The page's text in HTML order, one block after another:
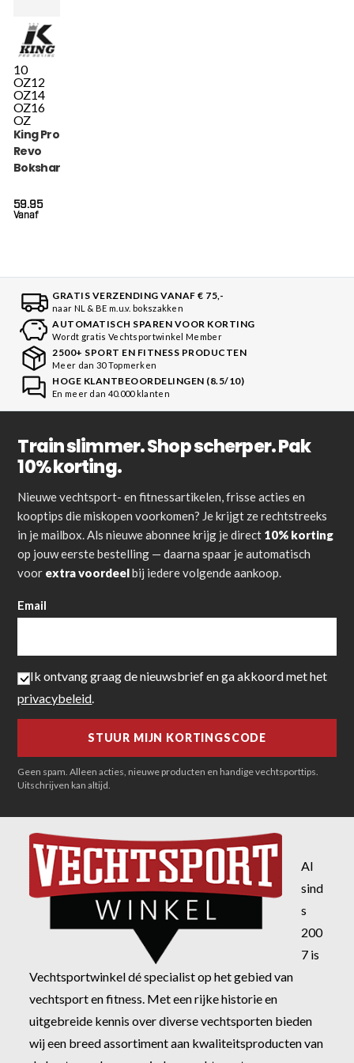
10
OZ12
OZ14
OZ16
OZ
King Pro Boxing
Revo
Bokshandschoenen
Vanaf
59.95
GRATIS VERZENDING VANAF € 75,-
naar NL & BE m.u.v. bokszakken
AUTOMATISCH SPAREN VOOR KORTING
Wordt gratis Vechtsportwinkel Member
2500+ SPORT EN FITNESS PRODUCTEN
Meer dan 30 Topmerken
HOGE KLANTBEOORDELINGEN (8.5/10)
En meer dan 40.000 klanten
Train slimmer. Shop scherper. Pak
10% korting.
Nieuwe vechtsport- en fitnessartikelen, frisse acties en
kooptips die miskopen voorkomen? Je krijgt ze rechtstreeks
in je mailbox. Als nieuwe abonnee krijg je direct 10% korting
op jouw eerste bestelling — daarna spaar je automatisch
voor extra voordeelbij iedere volgende aankoop.
Email
Ik ontvang graag de nieuwsbrief en ga akkoord met het
privacybeleid
Geen spam. Alleen acties, nieuwe producten en handige vechtsporttips.
Uitschrijven kan altijd.
Al
sind
s
200
7 is
Vechtsportwinkel dé specialist op het gebied van
vechtsport en fitness. Met een rijke historie en
uitgebreide kennis over diverse vechtsporten bieden
wij een breed assortiment aan kwaliteitsproducten van